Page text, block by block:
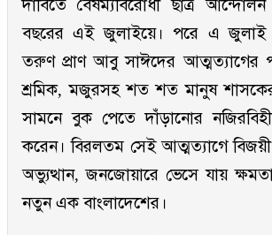
দাবিতে বৈষম্যবিরোধী ছাত্র
বছরের এই জুলাইয়ে। পরে এ জুলাই
তরুণ প্রাণ আবু সাঈদের আত্মত্যাগের
শ্রমিক, মজুরসহ শত শত মানুষ
সামনে বুক পেতে দাঁড়ানোর
করেন। বিরলতম সেই আত্মত্যাগে
অভ্যুত্থান, জনজোয়ারে ভেসে যায়
নতুন এক বাংলাদেশের।